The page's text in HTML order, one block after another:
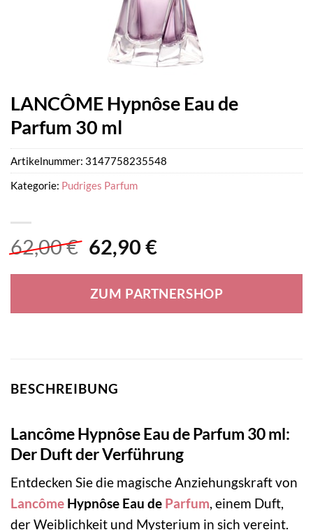
LANCÔME Hypnôse Eau de
Parfum 30 ml
62,00€ Ursprünglicher
war:
62,00 €
62,90 €Aktueller
ist:
62,90 €.
ZUM PARTNERSHOP
Artikelnummer: 3147758235548
Kategorie: Pudriges Parfum
BESCHREIBUNG
Lancôme Hypnôse Eau de Parfum 30 ml:
Der Duft der Verführung
Entdecken Sie die magische Anziehungskraft von
Lancôme Hypnôse Eau de Parfum, einem Duft,
der Weiblichkeit und Mysterium in sich vereint.